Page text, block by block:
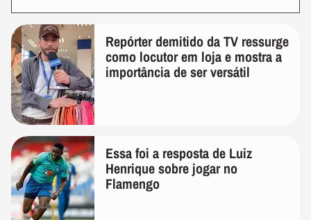
Repórter demitido da TV ressurge
como locutor em loja e mostra a
importância de ser versátil
Essa foi a resposta de Luiz
Henrique sobre jogar no
Flamengo